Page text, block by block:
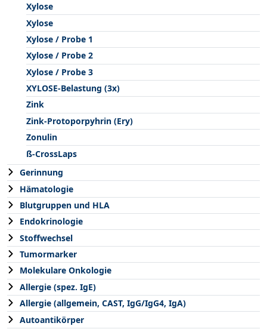
Xylose
Xylose
Xylose / Probe 1
Xylose / Probe 2
Xylose / Probe 3
XYLOSE-Belastung (3x)
Zink
Zink-Protoporpyhrin (Ery)
Zonulin
ß-CrossLaps
Gerinnung
Hämatologie
Blutgruppen und HLA
Endokrinologie
Stoffwechsel
Tumormarker
Molekulare Onkologie
Allergie (spez. IgE)
Allergie (allgemein, CAST, IgG/IgG4, IgA)
Autoantikörper